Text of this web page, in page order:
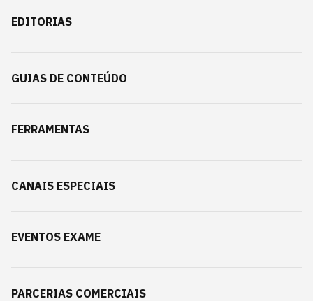
EDITORIAS
GUIAS DE CONTEÚDO
FERRAMENTAS
CANAIS ESPECIAIS
EVENTOS EXAME
PARCERIAS COMERCIAIS